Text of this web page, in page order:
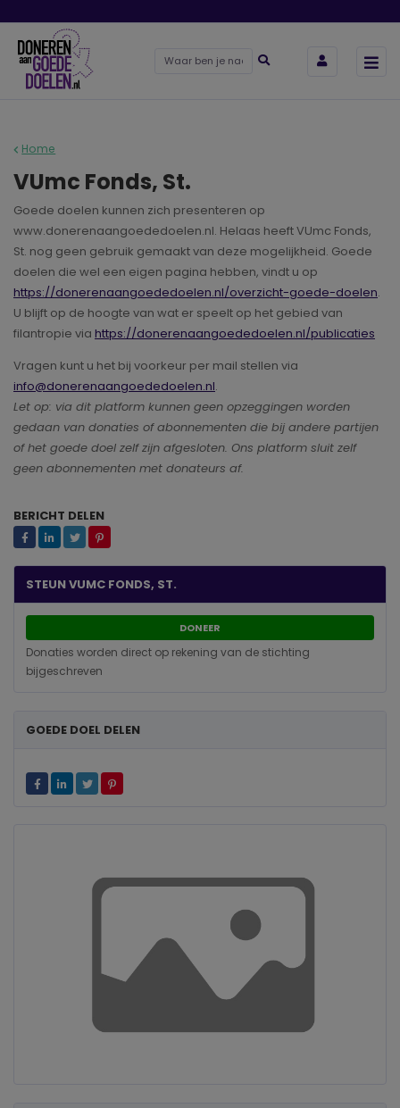
Home
VUmc Fonds, St.
Goede doelen kunnen zich presenteren op
www.donerenaangoededoelen.nl. Helaas heeft VUmc Fonds,
St. nog geen gebruik gemaakt van deze mogelijkheid. Goede
doelen die wel een eigen pagina hebben, vindt u op
https://donerenaangoededoelen.nl/overzicht-goede-doelen.
U blijft op de hoogte van wat er speelt op het gebied van
filantropie via https://donerenaangoededoelen.nl/publicaties
Vragen kunt u het bij voorkeur per mail stellen via
info@donerenaangoededoelen.nl.
Let op: via dit platform kunnen geen opzeggingen worden
gedaan van donaties of abonnementen die bij andere partijen
of het goede doel zelf zijn afgesloten. Ons platform sluit zelf
geen abonnementen met donateurs af.
BERICHT DELEN
STEUN VUMC FONDS, ST.
DONEER
Donaties worden direct op rekening van de stichting
bijgeschreven
GOEDE DOEL DELEN